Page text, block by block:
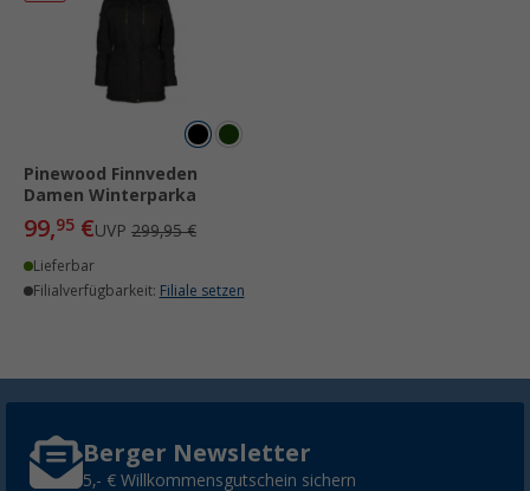
Pinewood Finnveden
Damen Winterparka
99,95 €UVP 299,95 €
Lieferbar
Filialverfügbarkeit: Filiale setzen
Berger Newsletter
5,- € Willkommensgutschein sichern